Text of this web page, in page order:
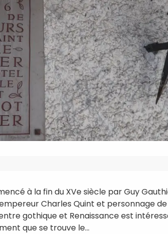
à la fin du XVe siècle par Guy
Charles Quint et personnage
gothique et Renaissance est
que se trouve le...